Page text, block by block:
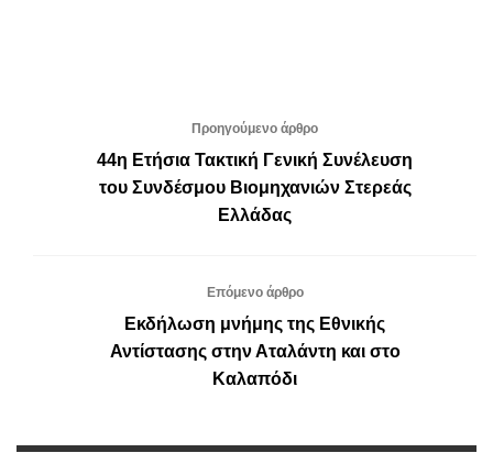
Προηγούμενο άρθρο
44η Ετήσια Τακτική Γενική Συνέλευση
του Συνδέσμου Βιομηχανιών Στερεάς
Ελλάδας
Επόμενο άρθρο
Εκδήλωση μνήμης της Εθνικής
Αντίστασης στην Αταλάντη και στο
Καλαπόδι